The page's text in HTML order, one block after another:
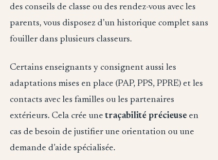
des conseils de classe ou des rendez-vous avec les
parents, vous disposez d’un historique complet sans
fouiller dans plusieurs classeurs.
Certains enseignants y consignent aussi les
adaptations mises en place (PAP, PPS, PPRE) et les
contacts avec les familles ou les partenaires
extérieurs. Cela crée une traçabilité précieuse en
cas de besoin de justifier une orientation ou une
demande d’aide spécialisée.